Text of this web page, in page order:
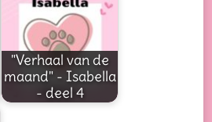
"Verhaal van de
maand" - Isabella
- deel 4